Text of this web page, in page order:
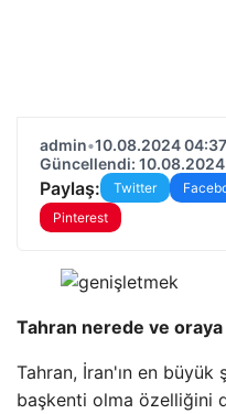
admin•10.08.2024 04:37
Güncellendi:
Paylaş: Twitter
Pinterest
Tahran nerede ve oraya
Tahran, İran'ın en
başkenti olma özelliğini